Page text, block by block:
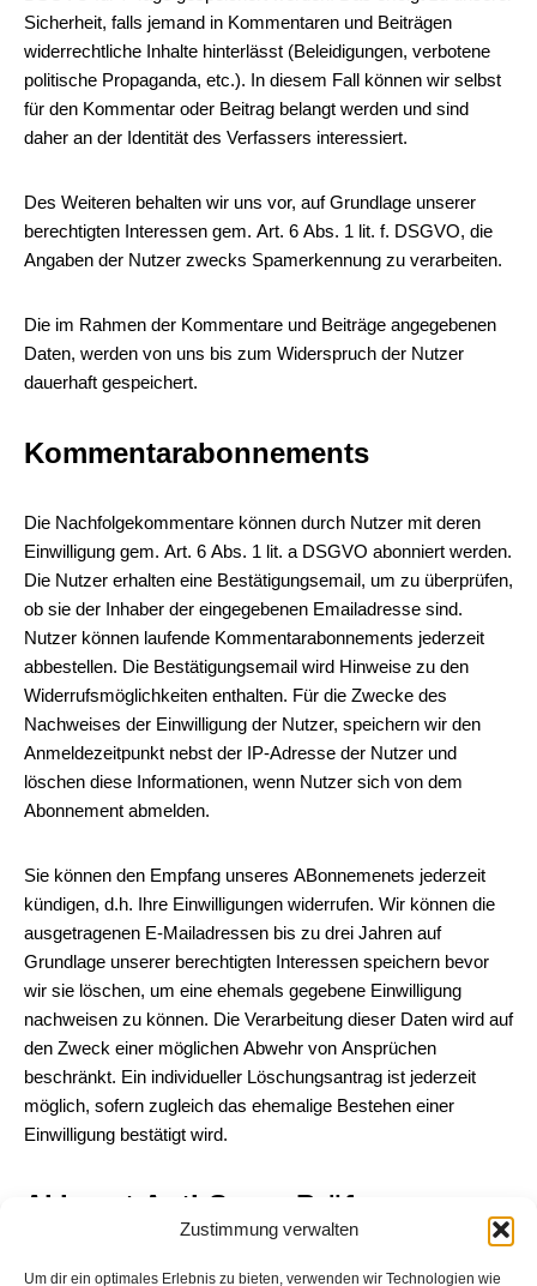
Zustimmung verwalten
Um dir ein optimales Erlebnis zu bieten, verwenden wir Technologien wie
Sicherheit, falls jemand in Kommentaren und Beiträgen
widerrechtliche Inhalte hinterlässt (Beleidigungen, verbotene
politische Propaganda, etc.). In diesem Fall können wir selbst
für den Kommentar oder Beitrag belangt werden und sind
daher an der Identität des Verfassers interessiert.
Des Weiteren behalten wir uns vor, auf Grundlage unserer
berechtigten Interessen gem. Art. 6 Abs. 1 lit. f. DSGVO, die
Angaben der Nutzer zwecks Spamerkennung zu verarbeiten.
Die im Rahmen der Kommentare und Beiträge angegebenen
Daten, werden von uns bis zum Widerspruch der Nutzer
dauerhaft gespeichert.
Kommentarabonnements
Die Nachfolgekommentare können durch Nutzer mit deren
Einwilligung gem. Art. 6 Abs. 1 lit. a DSGVO abonniert werden.
Die Nutzer erhalten eine Bestätigungsemail, um zu überprüfen,
ob sie der Inhaber der eingegebenen Emailadresse sind.
Nutzer können laufende Kommentarabonnements jederzeit
abbestellen. Die Bestätigungsemail wird Hinweise zu den
Widerrufsmöglichkeiten enthalten. Für die Zwecke des
Nachweises der Einwilligung der Nutzer, speichern wir den
Anmeldezeitpunkt nebst der IP-Adresse der Nutzer und
löschen diese Informationen, wenn Nutzer sich von dem
Abonnement abmelden.
Sie können den Empfang unseres ABonnemenets jederzeit
kündigen, d.h. Ihre Einwilligungen widerrufen. Wir können die
ausgetragenen E-Mailadressen bis zu drei Jahren auf
Grundlage unserer berechtigten Interessen speichern bevor
wir sie löschen, um eine ehemals gegebene Einwilligung
nachweisen zu können. Die Verarbeitung dieser Daten wird auf
den Zweck einer möglichen Abwehr von Ansprüchen
beschränkt. Ein individueller Löschungsantrag ist jederzeit
möglich, sofern zugleich das ehemalige Bestehen einer
Einwilligung bestätigt wird.
Akismet Anti-Spam-Prüfung
Unser Onlineangebot nutzt den Dienst „Akismet“, der von der